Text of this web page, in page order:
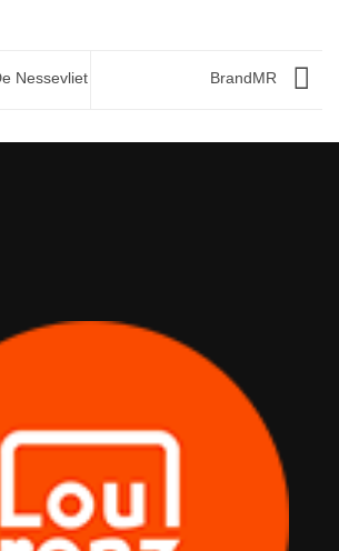
Nessevliet BrandMR